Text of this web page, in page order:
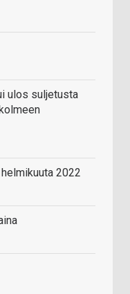
ulos suljetusta
2022